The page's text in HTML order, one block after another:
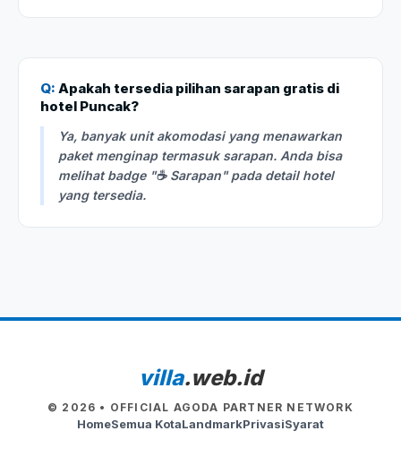
Q: Apakah tersedia pilihan sarapan gratis di
hotel Puncak?
Ya, banyak unit akomodasi yang menawarkan
paket menginap termasuk sarapan. Anda bisa
melihat badge "☕ Sarapan" pada detail hotel
yang tersedia.
villa.web.id
© 2026 • OFFICIAL AGODA PARTNER NETWORK
HomeSemua KotaLandmarkPrivasiSyarat